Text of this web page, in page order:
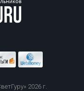
2026 г.